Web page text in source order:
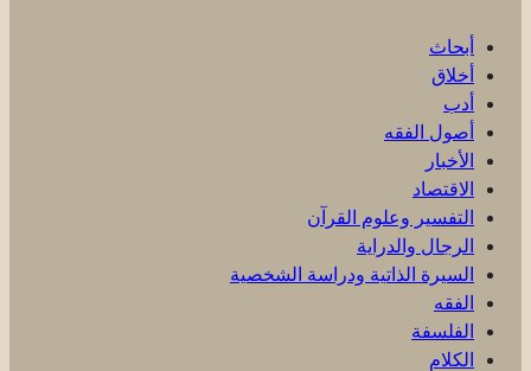
أبحاث
أخلاق
أدب
أصول الفقه
الأخبار
الاقتصاد
التفسير وعلوم القرآن
الرجال والدراية
السيرة الذاتية ودراسة الشخصية
الفقه
الفلسفة
الكلام